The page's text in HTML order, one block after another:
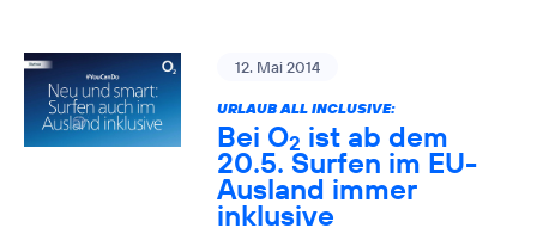
12. Mai 2014
URLAUB ALL INCLUSIVE:
Bei O2 ist ab dem
20.5. Surfen im EU-
Ausland immer
inklusive